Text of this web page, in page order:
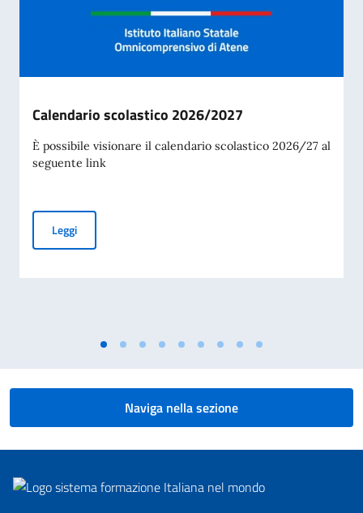
Calendario scolastico 2026/2027
È possibile visionare il calendario scolastico 2026/27 al
seguente link
LeggiCalendario scolastico 2026/2027
Naviga nella sezione